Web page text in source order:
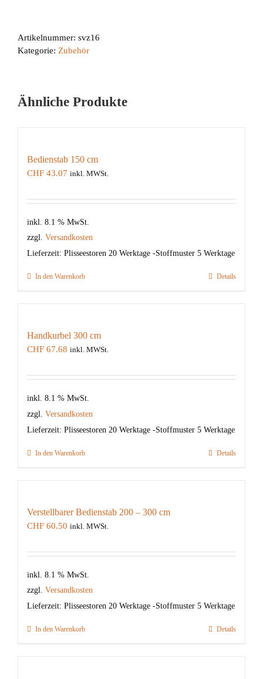
Artikelnummer: svz16
Kategorie: Zubehör
Ähnliche Produkte
Bedienstab 150 cm
CHF 43.07 inkl. MWSt.
inkl. 8.1 % MwSt.
zzgl. Versandkosten
Lieferzeit: Plisseestoren 20 Werktage -Stoffmuster 5 Werktage
In den Warenkorb Details
Handkurbel 300 cm
CHF 67.68 inkl. MWSt.
inkl. 8.1 % MwSt.
zzgl. Versandkosten
Lieferzeit: Plisseestoren 20 Werktage -Stoffmuster 5 Werktage
In den Warenkorb Details
Verstellbarer Bedienstab 200 – 300 cm
CHF 60.50 inkl. MWSt.
inkl. 8.1 % MwSt.
zzgl. Versandkosten
Lieferzeit: Plisseestoren 20 Werktage -Stoffmuster 5 Werktage
In den Warenkorb Details